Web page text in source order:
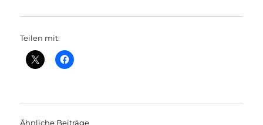
Teilen mit:
Ähnliche Beiträge